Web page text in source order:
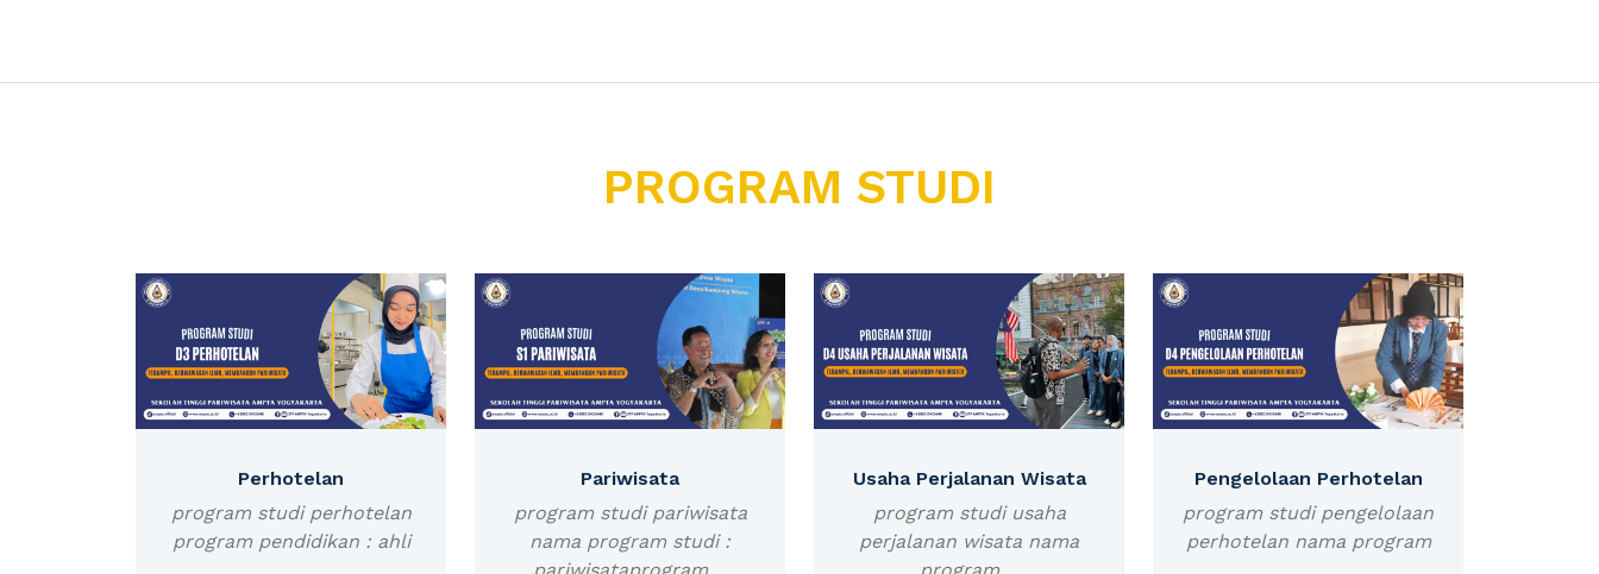
PROGRAM STUDI
Perhotelan
program studi perhotelan
program pendidikan : ahli
...
Pariwisata
program studi pariwisata
nama program studi :
pariwisataprogram ...
Usaha Perjalanan Wisata
program studi usaha
perjalanan wisata nama
program ...
Pengelolaan Perhotelan
program studi pengelolaan
perhotelan nama program
...